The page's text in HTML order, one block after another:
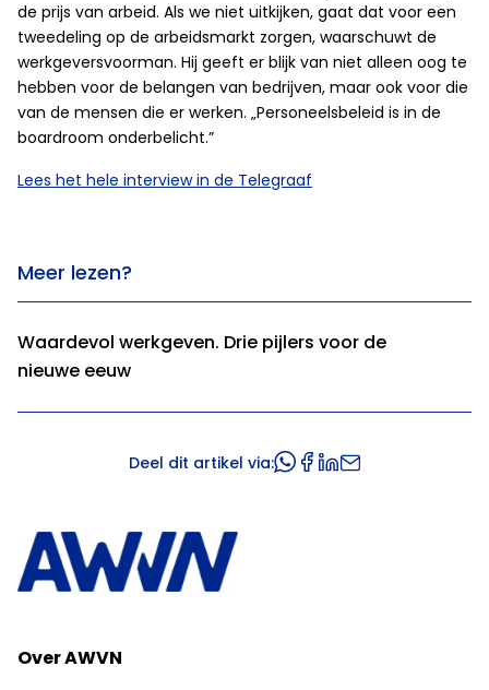
de prijs van arbeid. Als we niet uitkijken, gaat dat voor een
tweedeling op de arbeidsmarkt zorgen, waarschuwt de
werkgeversvoorman. Hij geeft er blijk van niet alleen oog te
hebben voor de belangen van bedrijven, maar ook voor die
van de mensen die er werken. „Personeelsbeleid is in de
boardroom onderbelicht.”
Lees het hele interview in de Telegraaf
Meer lezen?
Waardevol werkgeven. Drie pijlers voor de
nieuwe eeuw
Deel dit artikel via:
Over AWVN